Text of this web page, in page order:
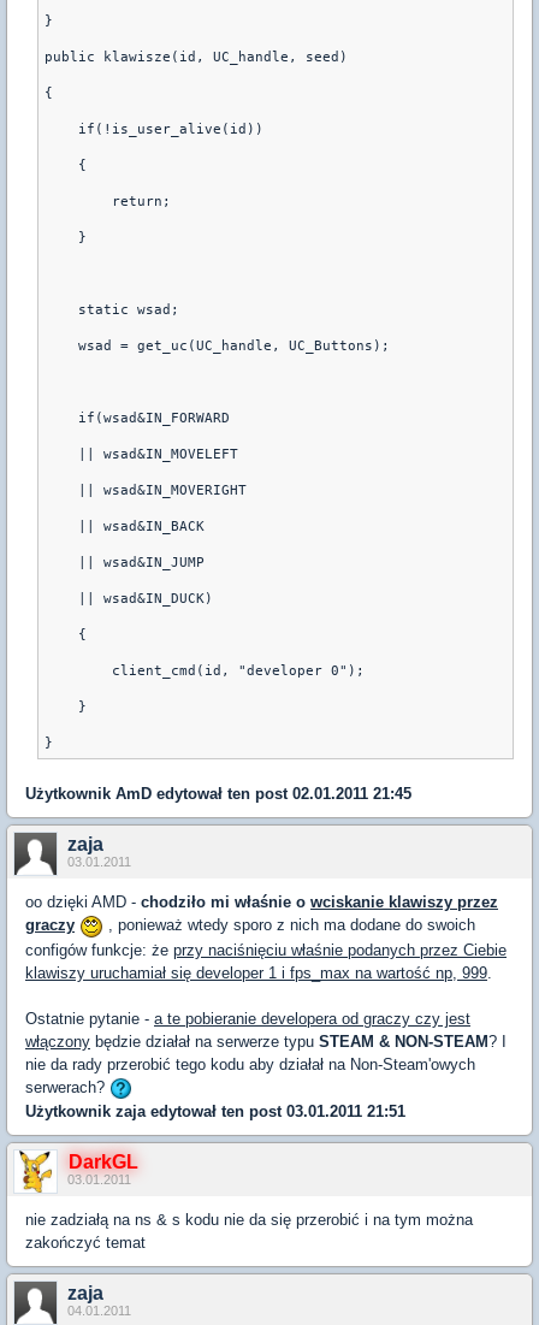
}
public klawisze(id, UC_handle, seed)
{
    if(!is_user_alive(id))
    {
        return;
    }
    static wsad;
    wsad = get_uc(UC_handle, UC_Buttons);
    if(wsad&IN_FORWARD
    || wsad&IN_MOVELEFT
    || wsad&IN_MOVERIGHT
    || wsad&IN_BACK
    || wsad&IN_JUMP
    || wsad&IN_DUCK)
    {
        client_cmd(id, "developer 0");
    }
Użytkownik AmD edytował ten post 02.01.2011 21:45
zaja
03.01.2011
oo dzięki AMD - chodziło mi właśnie o wciskanie klawiszy przez
graczy
, ponieważ wtedy sporo z nich ma dodane do swoich
configów funkcje: że przy naciśnięciu właśnie podanych przez Ciebie
klawiszy uruchamiał się developer 1 i fps_max na wartość np, 999.
Ostatnie pytanie - a te pobieranie developera od graczy czy jest
włączony będzie działał na serwerze typu STEAM & NON-STEAM? I
nie da rady przerobić tego kodu aby działał na Non-Steam'owych
serwerach?
Użytkownik zajaedytował ten post 03.01.2011 21:51
DarkGL
03.01.2011
nie zadziałą na ns & s kodu nie da się przerobić i na tym można
zakończyć temat
zaja
04.01.2011